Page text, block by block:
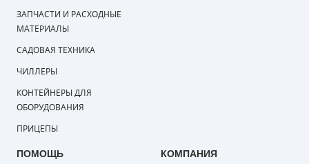
ЗАПЧАСТИ И РАСХОДНЫЕ
МАТЕРИАЛЫ
САДОВАЯ ТЕХНИКА
ЧИЛЛЕРЫ
КОНТЕЙНЕРЫ ДЛЯ
ОБОРУДОВАНИЯ
ПРИЦЕПЫ
ПОМОЩЬ
КОМПАНИЯ